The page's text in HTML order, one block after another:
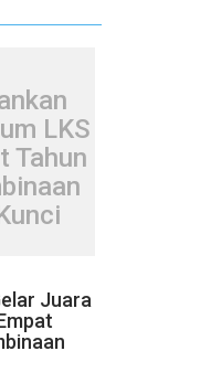
LKS
Tahun
Juara